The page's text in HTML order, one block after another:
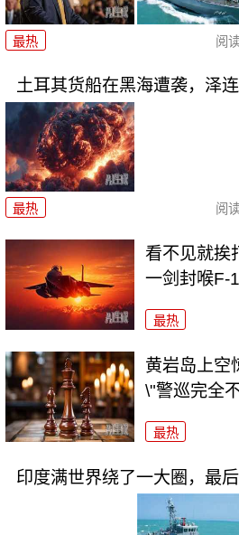
最热 阅
土耳其货船在黑海遭袭，泽
最热 阅
看不见就挨
一剑封喉F-
最热
黄岩岛上空
\"警巡完全
最热
印度满世界绕了一大圈，最